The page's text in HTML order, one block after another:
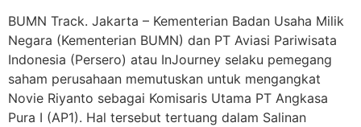
BUMN Track. Jakarta – Kementerian Badan Usaha Milik
Negara (Kementerian BUMN) dan PT Aviasi Pariwisata
Indonesia (Persero) atau InJourney selaku pemegang
saham perusahaan memutuskan untuk mengangkat
Novie Riyanto sebagai Komisaris Utama PT Angkasa
Pura I (AP1). Hal tersebut tertuang dalam Salinan